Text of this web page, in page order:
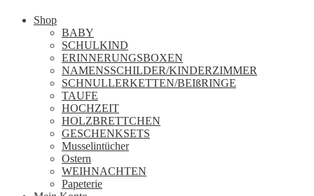
Shop
BABY
SCHULKIND
ERINNERUNGSBOXEN
NAMENSSCHILDER/KINDERZIMMER
SCHNULLERKETTEN/BEIßRINGE
TAUFE
HOCHZEIT
HOLZBRETTCHEN
GESCHENKSETS
Musselintücher
Ostern
WEIHNACHTEN
Papeterie